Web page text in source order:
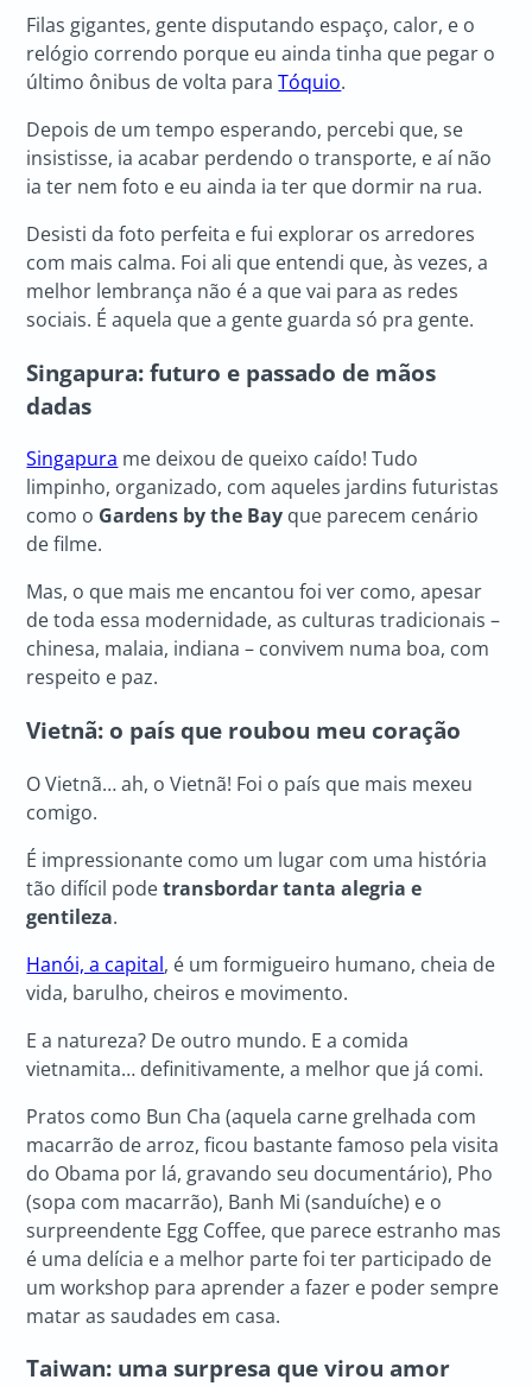
Filas gigantes, gente disputando espaço, calor, e o
relógio correndo porque eu ainda tinha que pegar o
último ônibus de volta paraTóquio.
Depois de um tempo esperando, percebi que, se
insistisse, ia acabar perdendo o transporte, e aí não
ia ter nem foto e eu ainda ia ter que dormir na rua.
Desisti da foto perfeita e fui explorar os arredores
com mais calma. Foi ali que entendi que, às vezes, a
melhor lembrança não é a que vai para as redes
sociais. É aquela que a gente guarda só pra gente.
Singapura: futuro e passado de mãos
dadas
Singapura me deixou de queixo caído! Tudo
limpinho, organizado, com aqueles jardins futuristas
como o Gardens by the Bay que parecem cenário
de filme.
Mas, o que mais me encantou foi ver como, apesar
de toda essa modernidade, as culturas tradicionais –
chinesa, malaia, indiana – convivem numa boa, com
respeito e paz.
Vietnã: o país que roubou meu coração
O Vietnã… ah, o Vietnã! Foi o país que mais mexeu
comigo.
É impressionante como um lugar com uma história
tão difícil podetransbordar tanta alegria e
gentileza.
Hanói, a capital, é um formigueiro humano, cheia de
vida, barulho, cheiros e movimento.
E a natureza? De outro mundo. E a comida
vietnamita… definitivamente, a melhor que já comi.
Pratos como Bun Cha (aquela carne grelhada com
macarrão de arroz, ficou bastante famoso pela visita
do Obama por lá, gravando seu documentário), Pho
(sopa com macarrão), Banh Mi (sanduíche) e o
surpreendente Egg Coffee, que parece estranho mas
é uma delícia e a melhor parte foi ter participado de
um workshop para aprender a fazer e poder sempre
matar as saudades em casa.
Taiwan: uma surpresa que virou amor